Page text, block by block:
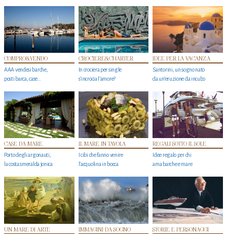
COMPRO&VENDO
AAA vendesi barche,
posti barca, case…
CROCIERE&CHARTER
In crociera per single
s'incrocia l’amore?
IDEE PER LA VACANZA
Santorini, un sogno nato
da un’eruzione da incubo
CASE DA MARE
Porto degli argonauti,
la costa smeralda jonica
IL MARE IN TAVOLA
I cibi che fanno venire
l’acquolina in bocca
REGALI SOTTO IL SOLE
Idee regalo per chi
ama barche e mare
UN MARE DI ARTE IMMAGINI DA SOGNO STORIE E PERSONAGGI